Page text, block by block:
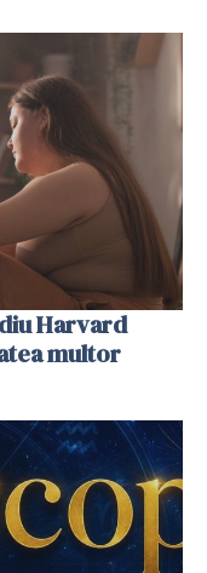
Harvard
multor